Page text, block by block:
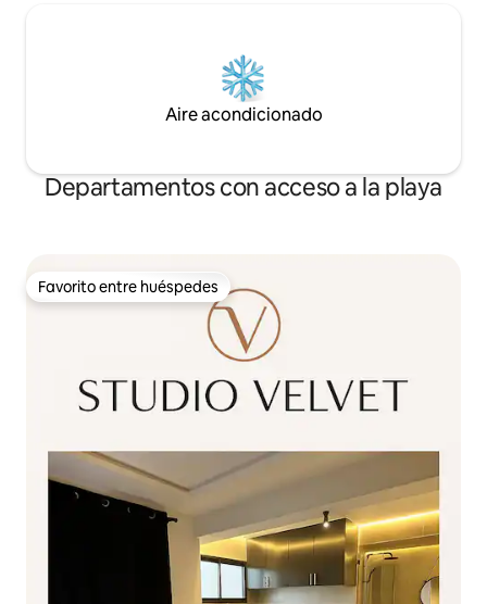
Aire acondicionado
Departamentos con acceso a la playa
Favorito entre huéspedes
Favorito entre huéspedes